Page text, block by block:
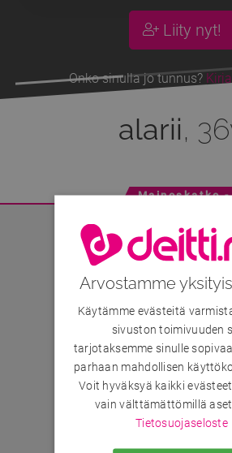
Liity nyt!
Onko sinulla jo tunnus?
alarii,
Mainoskatko
Arvostamme
Käytämme evästeitä
sivuston toimivuuden
tarjotaksemme sinulle
parhaan mahdollisen
Voit hyväksyä kaikki
vain välttämättömillä
Tietosuojaseloste